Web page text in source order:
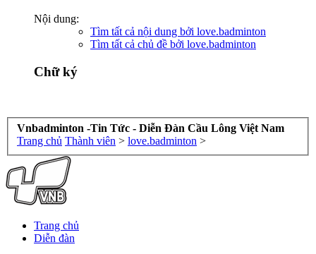
Nội dung:
Tìm tất cả nội dung bởi love.badminton
Tìm tất cả chủ đề bởi love.badminton
Chữ ký
Vnbadminton -Tin Tức - Diễn Đàn Cầu Lông Việt Nam
Trang chủ Thành viên > love.badminton >
Trang chủ
Diễn đàn